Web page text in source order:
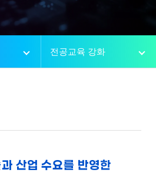
전공교육 강화
산업 수요를 반영한